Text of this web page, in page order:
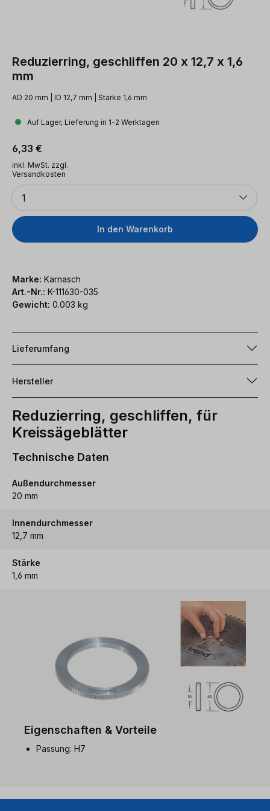
Reduzierring, geschliffen 20 x 12,7 x 1,6
mm
AD 20 mm | ID 12,7 mm | Stärke 1,6 mm
Auf Lager, Lieferung in 1-2 Werktagen
Regulärer Preis:
6,33 €
inkl. MwSt. zzgl.
Versandkosten
Anzahl
1
In den Warenkorb
Marke: Karnasch
Art.-Nr.: K-111630-035
Gewicht: 0.003 kg
Lieferumfang
Hersteller
Reduzierring, geschliffen, für
Kreissägeblätter
Technische Daten
Außendurchmesser
20 mm
Innendurchmesser
12,7 mm
Stärke
1,6 mm
Eigenschaften & Vorteile
Passung: H7